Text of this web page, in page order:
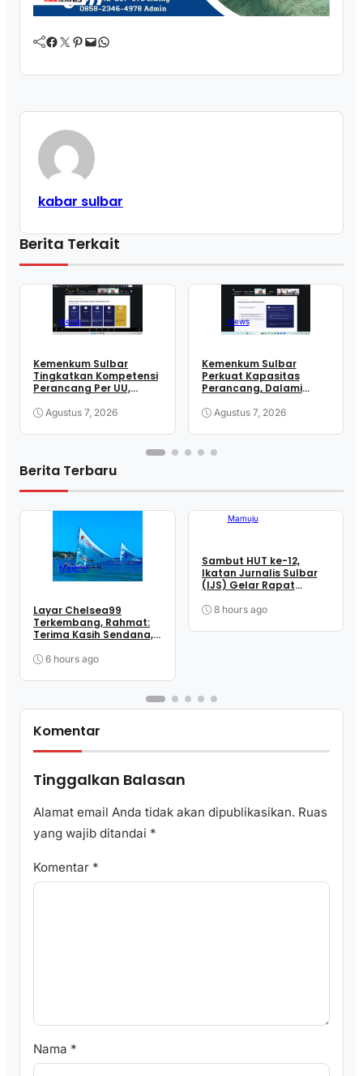
Facebook Twitter Pinterest Mail WhatsApp
kabar sulbar
Berita Terkait
News
Kemenkum Sulbar
Tingkatkan Kompetensi
Perancang Per UU,
Berkualitas
Agustus 7, 2026
News
Kemenkum Sulbar
Perkuat Kapasitas
Perancang, Dalami
Pengundangan
Agustus 7, 2026
Berita Terbaru
Majene
Layar Chelsea99
Terkembang, Rahmat:
Terima Kasih Sendana,
Penopang Perjuangan
6 hours ago
Mamuju
Sambut HUT ke-12,
Ikatan Jurnalis Sulbar
(IJS) Gelar Rapat
Panitia
8 hours ago
Komentar
Tinggalkan Balasan
Alamat email Anda tidak akan dipublikasikan. Ruas
yang wajib ditandai *
Komentar *
Nama *